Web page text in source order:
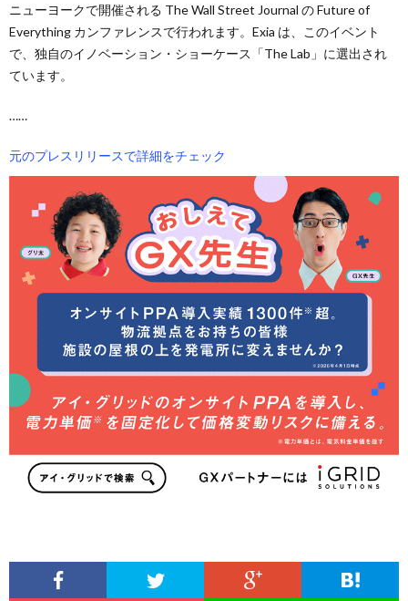
ニューヨークで開催される The Wall Street Journal の Future of
Everything カンファレンスで行われます。Exia は、このイベント
で、独自のイノベーション・ショーケース「The Lab」に選出され
ています。
……
元のプレスリリースで詳細をチェック